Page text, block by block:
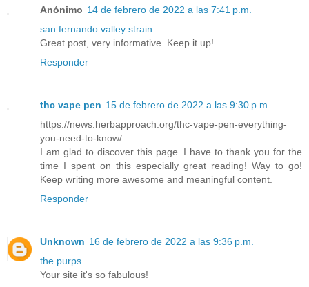
Anónimo 14 de febrero de 2022 a las 7:41 p.m.
san fernando valley strain
Great post, very informative. Keep it up!
Responder
thc vape pen 15 de febrero de 2022 a las 9:30 p.m.
https://news.herbapproach.org/thc-vape-pen-everything-
you-need-to-know/
I am glad to discover this page. I have to thank you for the
time I spent on this especially great reading! Way to go!
Keep writing more awesome and meaningful content.
Responder
Unknown 16 de febrero de 2022 a las 9:36 p.m.
the purps
Your site it's so fabulous!